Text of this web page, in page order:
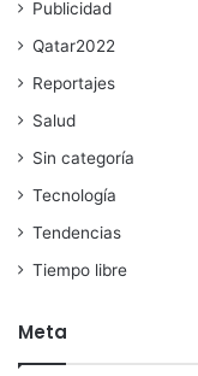
Publicidad
Qatar2022
Reportajes
Salud
Sin categoría
Tecnología
Tendencias
Tiempo libre
Meta